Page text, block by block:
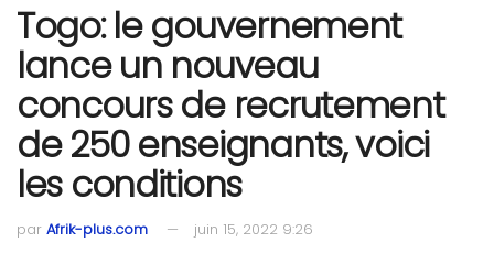
Togo: le gouvernement
lance un nouveau
concours de recrutement
de 250 enseignants, voici
les conditions
par Afrik-plus.com juin 15, 2022 9:26